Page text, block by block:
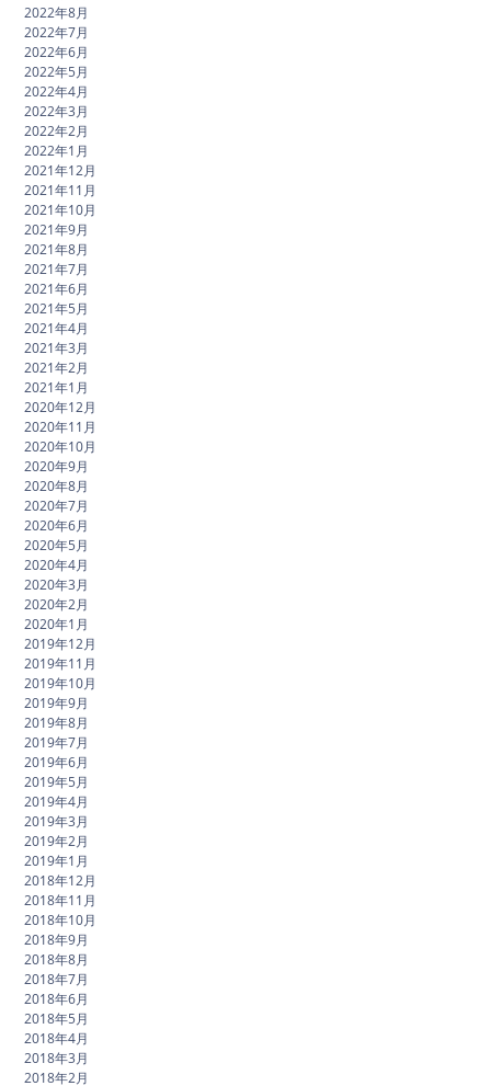
2022年8月
2022年7月
2022年6月
2022年5月
2022年4月
2022年3月
2022年2月
2022年1月
2021年12月
2021年11月
2021年10月
2021年9月
2021年8月
2021年7月
2021年6月
2021年5月
2021年4月
2021年3月
2021年2月
2021年1月
2020年12月
2020年11月
2020年10月
2020年9月
2020年8月
2020年7月
2020年6月
2020年5月
2020年4月
2020年3月
2020年2月
2020年1月
2019年12月
2019年11月
2019年10月
2019年9月
2019年8月
2019年7月
2019年6月
2019年5月
2019年4月
2019年3月
2019年2月
2019年1月
2018年12月
2018年11月
2018年10月
2018年9月
2018年8月
2018年7月
2018年6月
2018年5月
2018年4月
2018年3月
2018年2月